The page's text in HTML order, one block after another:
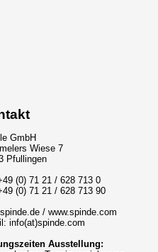
GmbH
Wiese 7
Pfullingen
(0) 71 21 / 628 713 0
(0) 71 21 / 628 713 90
/ www.spinde.com
info(at)spinde.com
Ausstellung: